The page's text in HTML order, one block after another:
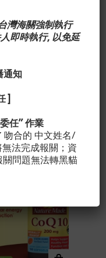
MADE
Made 深海魚
Original
$30.99
灣海關強制執行
即時執行, 以免延
通知
]
任” 作業
合的 中文姓名/
法完成報關；資
問題無法轉黑貓